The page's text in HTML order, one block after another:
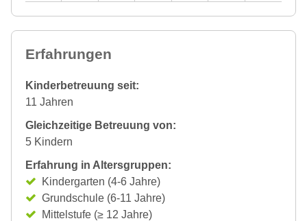
Erfahrungen
Kinderbetreuung seit:
11 Jahren
Gleichzeitige Betreuung von:
5 Kindern
Erfahrung in Altersgruppen:
Kindergarten (4-6 Jahre)
Grundschule (6-11 Jahre)
Mittelstufe (≥ 12 Jahre)